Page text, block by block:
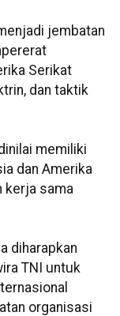
jembatan
Serikat
dan taktik
memiliki
dan Amerika
kerja sama
diharapkan
TNI untuk
organisasi